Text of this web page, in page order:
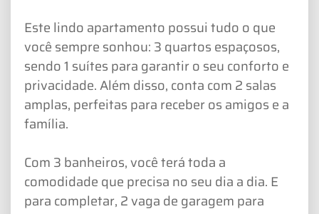
Este lindo apartamento possui tudo o que
você sempre sonhou: 3 quartos espaçosos,
sendo 1 suítes para garantir o seu conforto e
privacidade. Além disso, conta com 2 salas
amplas, perfeitas para receber os amigos e a
família.
Com 3 banheiros, você terá toda a
comodidade que precisa no seu dia a dia. E
para completar, 2 vaga de garagem para